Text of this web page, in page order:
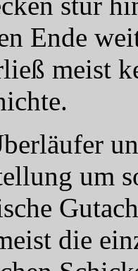
Ende
meist
um
die